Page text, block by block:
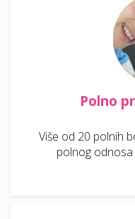
Polno
Više od 20 polnih
polnog